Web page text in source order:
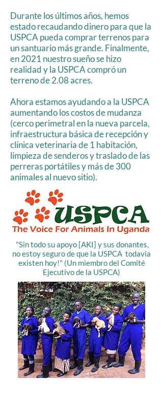
Durante los últimos años, hemos
estado recaudando dinero para que la
USPCA pueda comprar terrenos para
un santuario más grande. Finalmente,
en 2021 nuestro sueño se hizo
realidad y la USPCA compró un
terreno de 2.08 acres.
Ahora estamos ayudando a la USPCA
aumentando los costos de mudanza
(cerco perimetral en la nueva parcela,
infraestructura básica de recepción y
clínica veterinaria de 1 habitación,
limpieza de senderos y traslado de las
perreras portátiles y más de 300
animales al nuevo sitio).
"Sin todo su apoyo [AKI] y sus donantes,
no estoy seguro de que la USPCA todavía
existen hoy!" (Un miembro del Comité
Ejecutivo de la USPCA)